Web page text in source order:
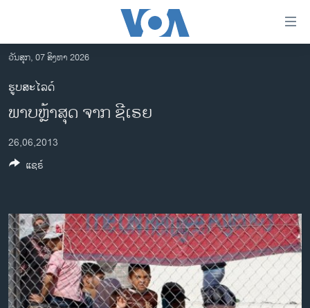
ເຂົ້າ
ຫາ
ຂ້າມ
ຂ້າມ
ໄປ
ຫາ
ລາວ
ອາເມຣິກາ
ການເລືອກຕັ້ງ ປະທານາທີບໍດີ ສະຫະລັດ 2024
ຂ່າວ​ຈີນ
ເອເຊຍ
ອິດສະຫຼະພາບດ້ານການຂ່າວ
ຊີວິດຊາວລາວ
ຊຸມຊົນຊາວລາວ
ວັນສຸກ, 07 ສິງຫາ 2026
ຮູບສະໄລດ໌
ພາບຫຼ້າສຸດ ຈາກ ຊີເຣຍ
26,06,2013
ແຊຣ໌